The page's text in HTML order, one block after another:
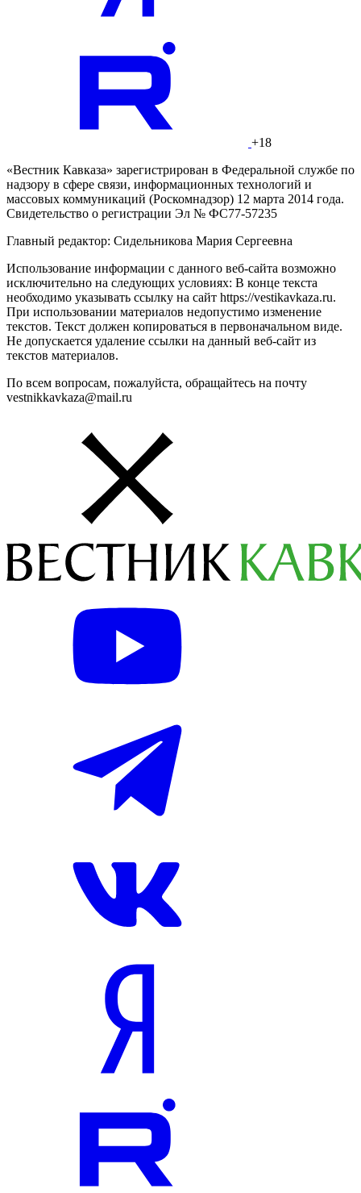
+18
«Вестник Кавказа» зарегистрирован в Федеральной службе по
надзору в сфере связи, информационных технологий и
массовых коммуникаций (Роскомнадзор) 12 марта 2014 года.
Свидетельство о регистрации Эл № ФС77-57235
Главный редактор: Сидельникова Мария Сергеевна
Использование информации с данного веб-сайта возможно
исключительно на следующих условиях: В конце текста
необходимо указывать ссылку на сайт https://vestikavkaza.ru.
При использовании материалов недопустимо изменение
текстов. Текст должен копироваться в первоначальном виде.
Не допускается удаление ссылки на данный веб-сайт из
текстов материалов.
По всем вопросам, пожалуйста, обращайтесь на почту
vestnikkavkaza@mail.ru